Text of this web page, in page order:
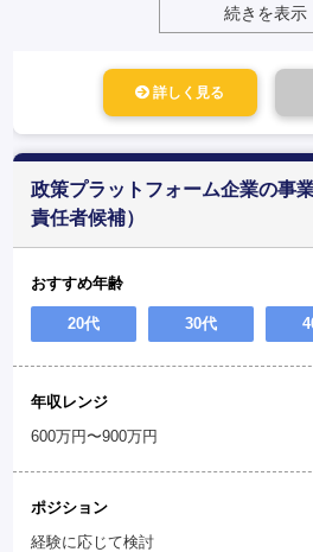
続きを表示
詳しく見る
政策プラットフォーム企業の事
責任者候補）
おすすめ年齢
20代 30代
年収レンジ
600万円〜900万円
ポジション
経験に応じて検討